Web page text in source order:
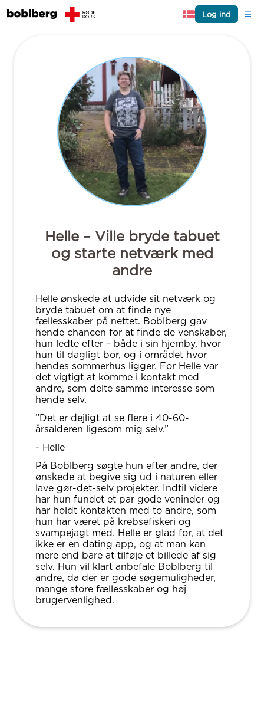
Log ind
Helle – Ville bryde tabuet
og starte netværk med
andre
Helle ønskede at udvide sit netværk og
bryde tabuet om at finde nye
fællesskaber på nettet. Boblberg gav
hende chancen for at finde de venskaber,
hun ledte efter – både i sin hjemby, hvor
hun til dagligt bor, og i området hvor
hendes sommerhus ligger. For Helle var
det vigtigt at komme i kontakt med
andre, som delte samme interesse som
hende selv.
”Det er dejligt at se flere i 40-60-
årsalderen ligesom mig selv.”
- Helle
På Boblberg søgte hun efter andre, der
ønskede at begive sig ud i naturen eller
lave gør-det-selv projekter. Indtil videre
har hun fundet et par gode veninder og
har holdt kontakten med to andre, som
hun har været på krebsefiskeri og
svampejagt med. Helle er glad for, at det
ikke er en dating app, og at man kan
mere end bare at tilføje et billede af sig
selv. Hun vil klart anbefale Boblberg til
andre, da der er gode søgemuligheder,
mange store fællesskaber og høj
brugervenlighed.